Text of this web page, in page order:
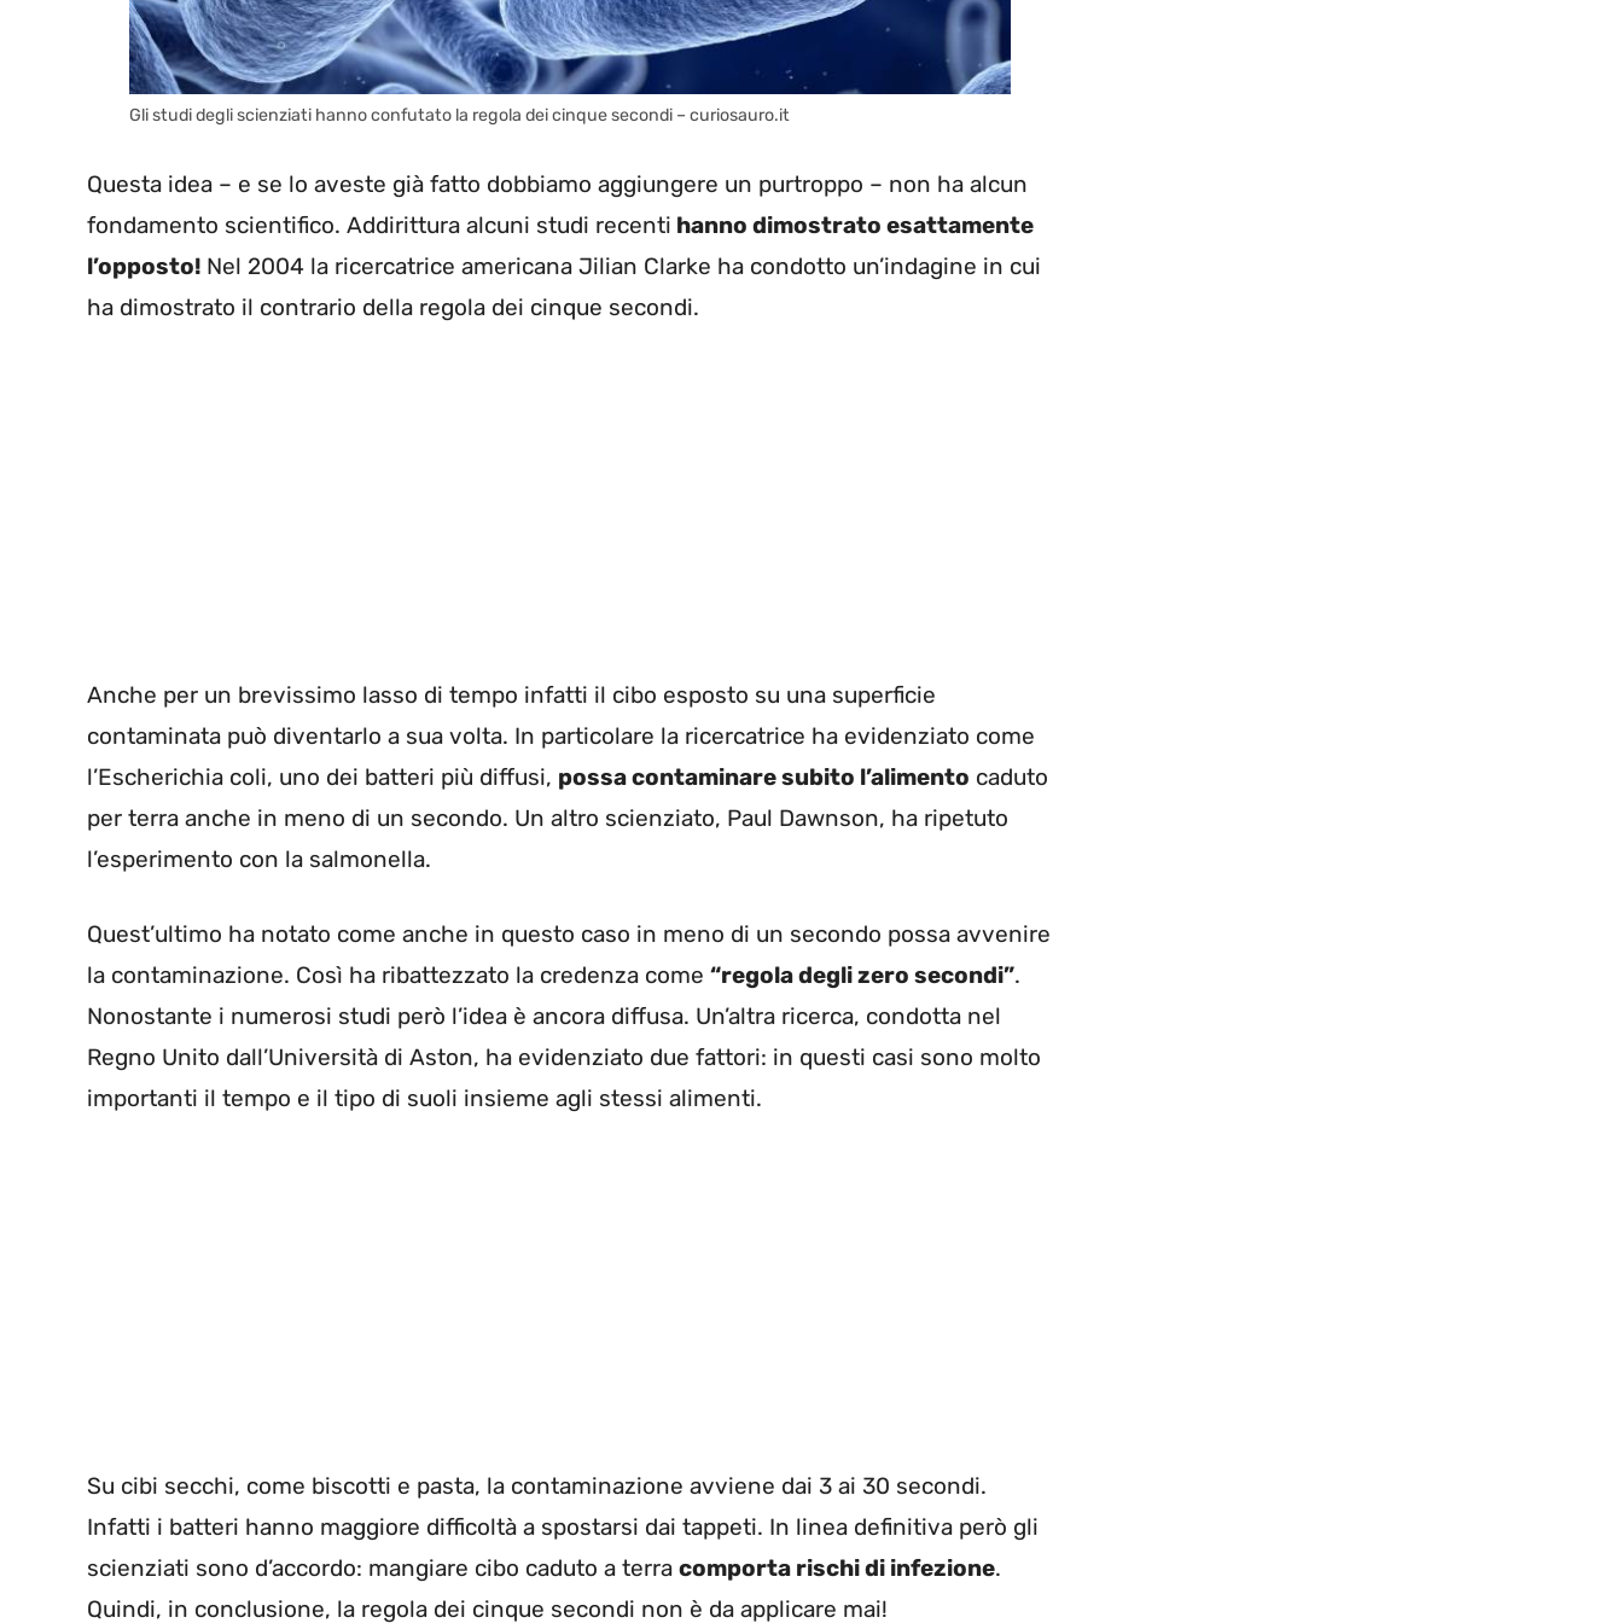
Gli studi degli scienziati hanno confutato la regola dei cinque secondi – curiosauro.it
Questa idea – e se lo aveste già fatto dobbiamo aggiungere un purtroppo – non ha alcun
fondamento scientifico. Addirittura alcuni studi recenti hanno dimostrato esattamente
l’opposto! Nel 2004 la ricercatrice americana Jilian Clarke ha condotto un’indagine in cui
ha dimostrato il contrario della regola dei cinque secondi.
Anche per un brevissimo lasso di tempo infatti il cibo esposto su una superficie
contaminata può diventarlo a sua volta. In particolare la ricercatrice ha evidenziato come
l’Escherichia coli, uno dei batteri più diffusi, possa contaminare subito l’alimento caduto
per terra anche in meno di un secondo. Un altro scienziato, Paul Dawnson, ha ripetuto
l’esperimento con la salmonella.
Quest’ultimo ha notato come anche in questo caso in meno di un secondo possa avvenire
la contaminazione. Così ha ribattezzato la credenza come “regola degli zero secondi”.
Nonostante i numerosi studi però l’idea è ancora diffusa. Un’altra ricerca, condotta nel
Regno Unito dall’Università di Aston, ha evidenziato due fattori: in questi casi sono molto
importanti il tempo e il tipo di suoli insieme agli stessi alimenti.
Su cibi secchi, come biscotti e pasta, la contaminazione avviene dai 3 ai 30 secondi.
Infatti i batteri hanno maggiore difficoltà a spostarsi dai tappeti. In linea definitiva però gli
scienziati sono d’accordo: mangiare cibo caduto a terra comporta rischi di infezione.
Quindi, in conclusione, la regola dei cinque secondi non è da applicare mai!